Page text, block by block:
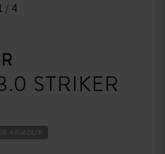
/ 4
STRIKER
ARMOUR